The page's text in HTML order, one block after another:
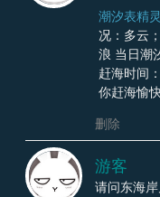
潮汐表精
况：多云
浪 当日潮
赶海时间
你赶海愉
删除
游客
请问东海